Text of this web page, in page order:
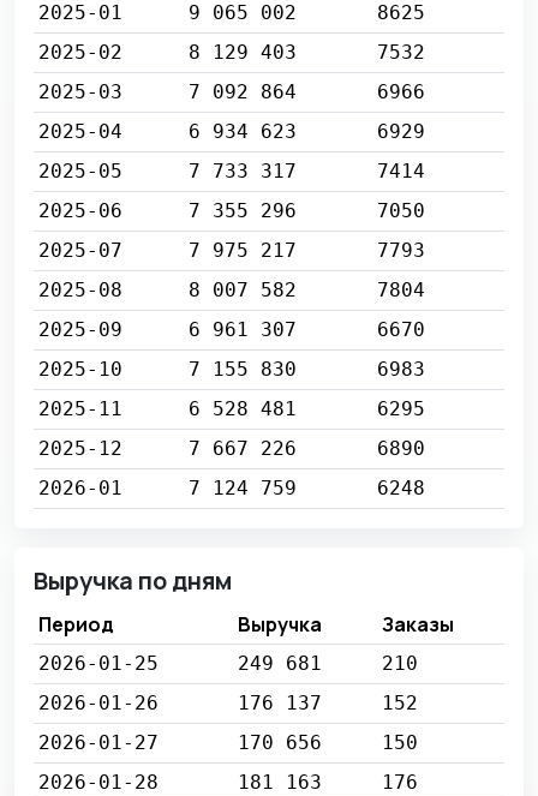
2025-01
9 065 002
8625
2025-02
8 129 403
7532
2025-03
7 092 864
6966
2025-04
6 934 623
6929
2025-05
7 733 317
7414
2025-06
7 355 296
7050
2025-07
7 975 217
7793
2025-08
8 007 582
7804
2025-09
6 961 307
6670
2025-10
7 155 830
6983
2025-11
6 528 481
6295
2025-12
7 667 226
6890
2026-01
7 124 759 6248
Выручка по дням
Период Выручка Заказы
2026-01-25 249 681
210
2026-01-26
176 137
152
2026-01-27
170 656
150
2026-01-28
181 163
176